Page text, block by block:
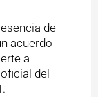
de
acuerdo
a
del